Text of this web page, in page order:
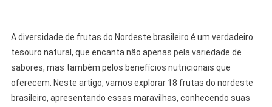
A diversidade de frutas do Nordeste brasileiro é um verdadeiro
tesouro natural, que encanta não apenas pela variedade de
sabores, mas também pelos benefícios nutricionais que
oferecem. Neste artigo, vamos explorar 18 frutas do nordeste
brasileiro, apresentando essas maravilhas, conhecendo suas